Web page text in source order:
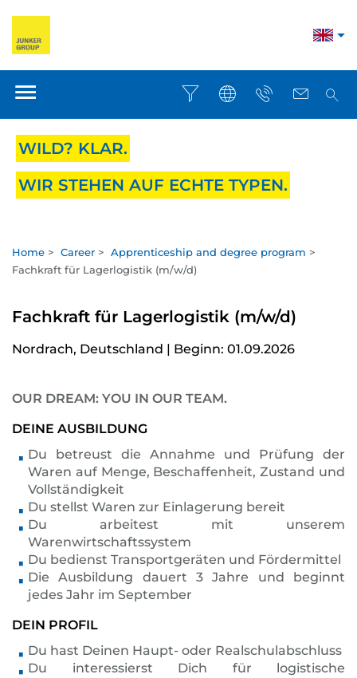
WILD? KLAR.
WIR STEHEN AUF ECHTE TYPEN.
Home > Career > Apprenticeship and degree program >
Fachkraft für Lagerlogistik (m/w/d)
Fachkraft für Lagerlogistik (m/w/d)
Nordrach, Deutschland | Beginn: 01.09.2026
OUR DREAM: YOU IN OUR TEAM.
DEINE AUSBILDUNG
Du betreust die Annahme und Prüfung der
Waren auf Menge, Beschaffenheit, Zustand und
Vollständigkeit
Du stellst Waren zur Einlagerung bereit
Du arbeitest mit unserem
Warenwirtschaftssystem
Du bedienst Transportgeräten und Fördermittel
Die Ausbildung dauert 3 Jahre und beginnt
jedes Jahr im September
DEIN PROFIL
Du hast Deinen Haupt- oder Realschulabschluss
Du interessierst Dich für logistische